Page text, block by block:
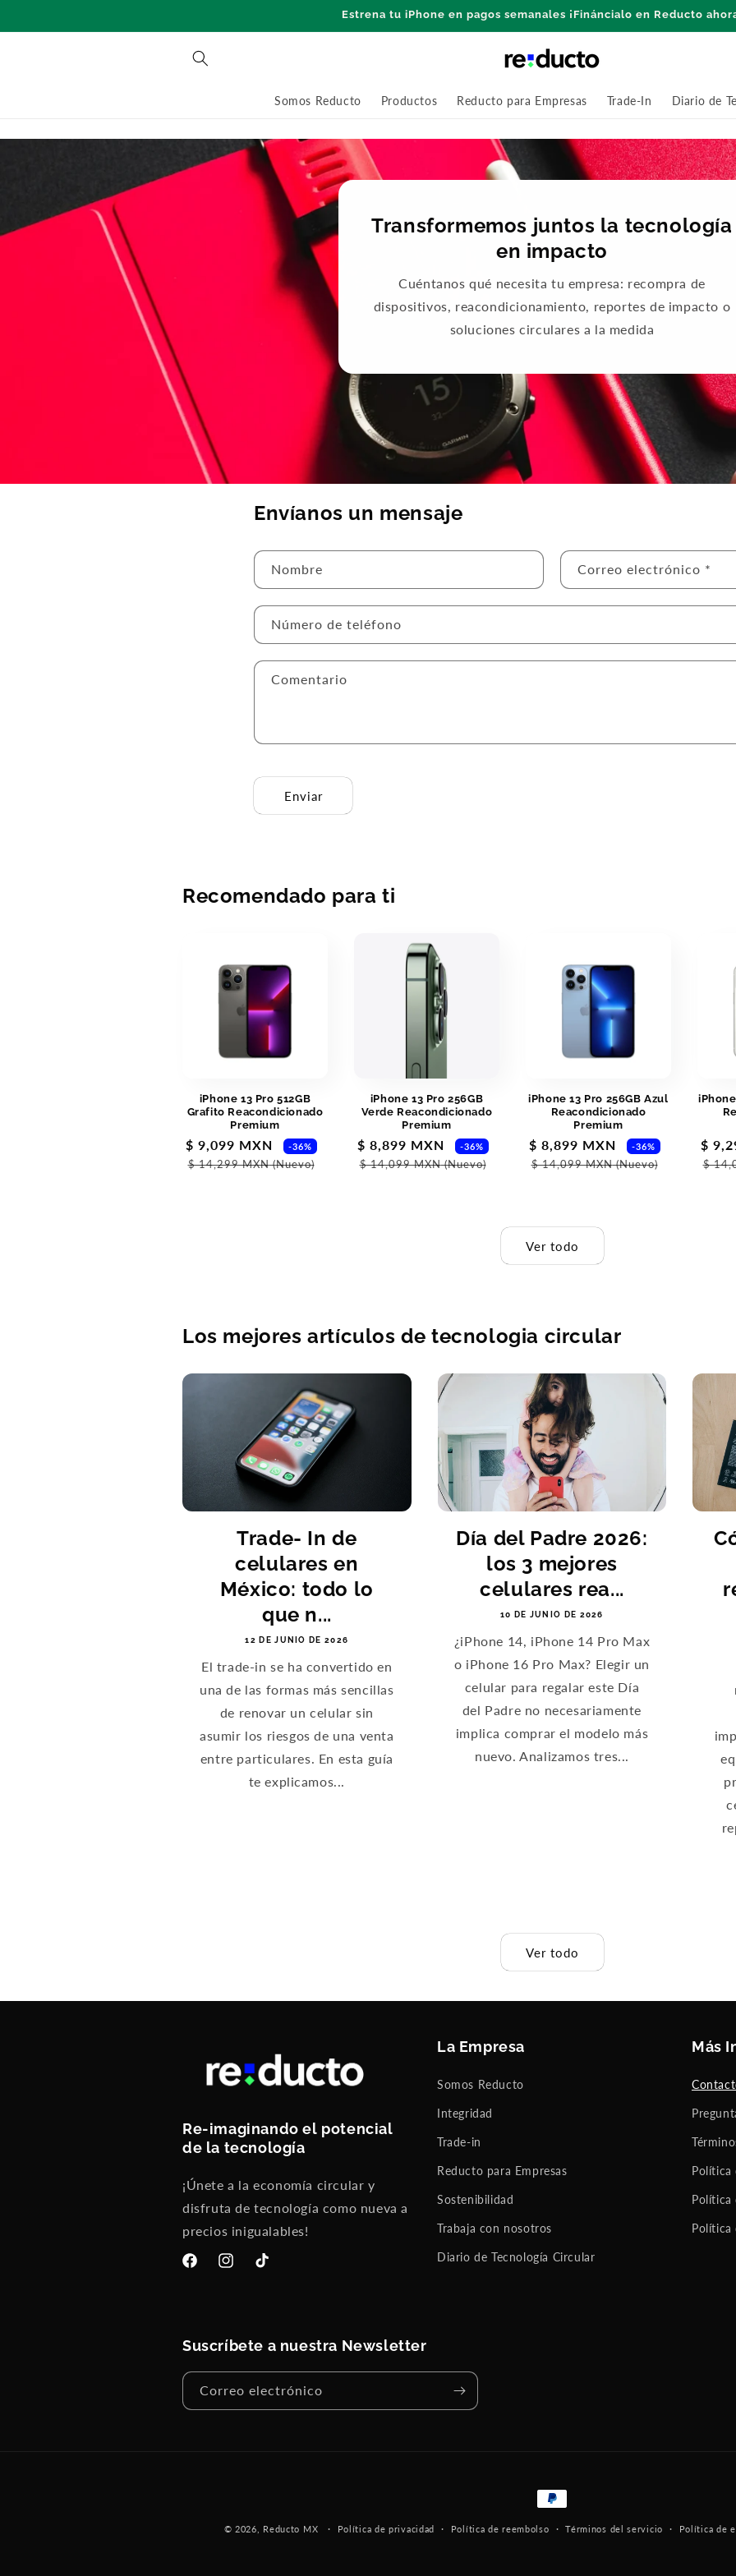
al contenido
Estrena tu iPhone en pagos semanales ¡Fináncialo en Reducto
Somos Reducto Productos Reducto para Empresas Trade-In Diario de
Transformemos juntos la tecnología
en impacto
Cuéntanos qué necesita tu empresa: recompra de
dispositivos, reacondicionamiento, reportes de impacto o
soluciones circulares a la medida
Envíanos un mensaje
Nombre Correo electrónico *
Número de teléfono
Comentario
Enviar
Recomendado para ti
iPhone 13 Pro 512GB
Grafito Reacondicionado
Premium
Precio
de
$ 9,099 MXN -36%
Precio
habitual
$ 14,299 MXN(Nuevo)
iPhone 13 Pro 256GB
Verde Reacondicionado
Premium
Precio
de
$ 8,899 MXN -36%
Precio
habitual
$ 14,099 MXN(Nuevo)
iPhone 13 Pro 256GB Azul
Reacondicionado
Premium
Precio
de
$ 8,899 MXN -36%
Precio
habitual
$ 14,099 MXN(Nuevo)
de
$
$
Ver todo
Los mejores artículos de tecnologia circular
Trade- In de
celulares en
México: todo lo
que n...
12 DE JUNIO DE 2026
El trade-in se ha convertido en
una de las formas más sencillas
de renovar un celular sin
asumir los riesgos de una venta
entre particulares. En esta guía
te explicamos...
Día del Padre 2026:
los 3 mejores
celulares rea...
10 DE JUNIO DE 2026
¿iPhone 14, iPhone 14 Pro Max
o iPhone 16 Pro Max? Elegir un
celular para regalar este Día
del Padre no necesariamente
implica comprar el modelo más
nuevo. Analizamos tres...
Ver todo
Re-imaginando el potencial
de la tecnología
¡Únete a la economía circular y
disfruta de tecnología como nueva a
precios inigualables!
FacebookInstagramTikTok
La Empresa
Somos Reducto
Integridad
Trade-in
Reducto para Empresas
Sostenibilidad
Trabaja con nosotros
Diario de Tecnología Circular
Más
Política
Política
Política
Suscríbete a nuestra Newsletter
Correo electrónico
Formas
de
© 2026, Reducto MX Política de privacidad Política de reembolso Términos del servicio Política de